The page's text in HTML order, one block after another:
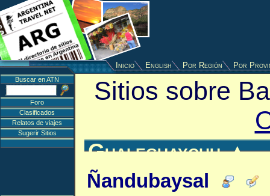
Inicio English Por Región Por
Sitios sobre
Gualeguaychu▲
Ñandubaysal
Buscar en ATN
Foro
Clasificados
Relatos de viajes
Sugerir Sitios